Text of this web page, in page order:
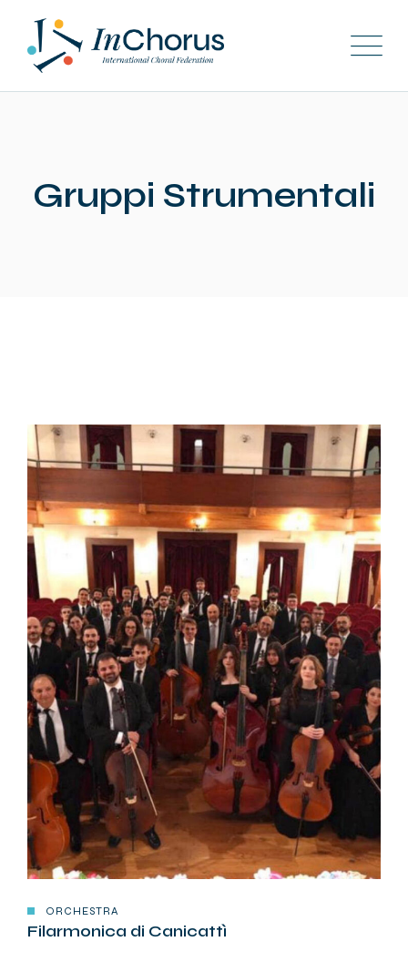
content
Gruppi Strumentali
ORCHESTRA
Filarmonica di Canicattì